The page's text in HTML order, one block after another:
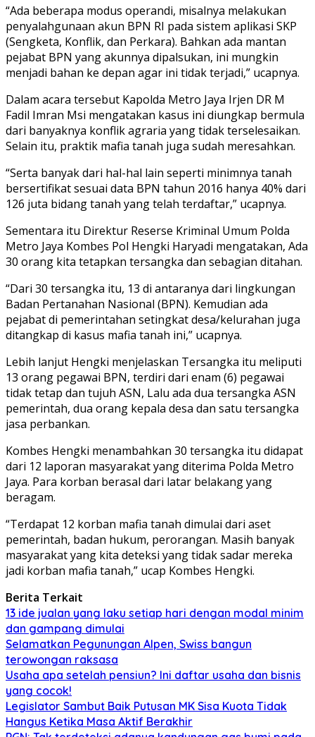
“Ada beberapa modus operandi, misalnya melakukan
penyalahgunaan akun BPN RI pada sistem aplikasi SKP
(Sengketa, Konflik, dan Perkara). Bahkan ada mantan
pejabat BPN yang akunnya dipalsukan, ini mungkin
menjadi bahan ke depan agar ini tidak terjadi,” ucapnya.
Dalam acara tersebut Kapolda Metro Jaya Irjen DR M
Fadil Imran Msi mengatakan kasus ini diungkap bermula
dari banyaknya konflik agraria yang tidak terselesaikan.
Selain itu, praktik mafia tanah juga sudah meresahkan.
“Serta banyak dari hal-hal lain seperti minimnya tanah
bersertifikat sesuai data BPN tahun 2016 hanya 40% dari
126 juta bidang tanah yang telah terdaftar,” ucapnya.
Sementara itu Direktur Reserse Kriminal Umum Polda
Metro Jaya Kombes Pol Hengki Haryadi mengatakan, Ada
30 orang kita tetapkan tersangka dan sebagian ditahan.
“Dari 30 tersangka itu, 13 di antaranya dari lingkungan
Badan Pertanahan Nasional (BPN). Kemudian ada
pejabat di pemerintahan setingkat desa/kelurahan juga
ditangkap di kasus mafia tanah ini,” ucapnya.
Lebih lanjut Hengki menjelaskan Tersangka itu meliputi
13 orang pegawai BPN, terdiri dari enam (6) pegawai
tidak tetap dan tujuh ASN, Lalu ada dua tersangka ASN
pemerintah, dua orang kepala desa dan satu tersangka
jasa perbankan.
Kombes Hengki menambahkan 30 tersangka itu didapat
dari 12 laporan masyarakat yang diterima Polda Metro
Jaya. Para korban berasal dari latar belakang yang
beragam.
“Terdapat 12 korban mafia tanah dimulai dari aset
pemerintah, badan hukum, perorangan. Masih banyak
masyarakat yang kita deteksi yang tidak sadar mereka
jadi korban mafia tanah,” ucap Kombes Hengki.
Berita Terkait
13 ide jualan yang laku setiap hari dengan modal minim
dan gampang dimulai
Selamatkan Pegunungan Alpen, Swiss bangun
terowongan raksasa
Usaha apa setelah pensiun? Ini daftar usaha dan bisnis
yang cocok!
Legislator Sambut Baik Putusan MK Sisa Kuota Tidak
Hangus Ketika Masa Aktif Berakhir